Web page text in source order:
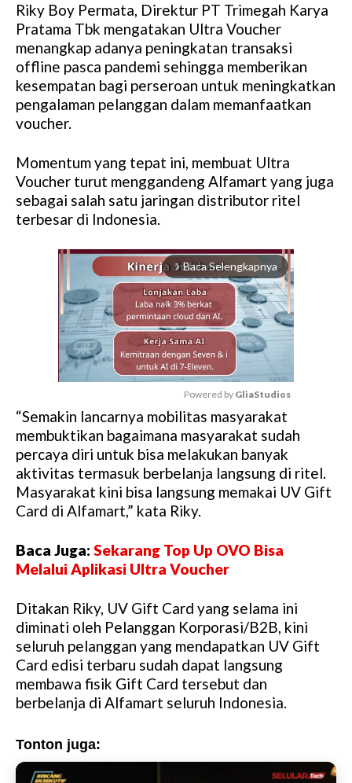
Riky Boy Permata, Direktur PT Trimegah Karya
Pratama Tbk mengatakan Ultra Voucher
menangkap adanya peningkatan transaksi
offline pasca pandemi sehingga memberikan
kesempatan bagi perseroan untuk meningkatkan
pengalaman pelanggan dalam memanfaatkan
voucher.
Momentum yang tepat ini, membuat Ultra
Voucher turut menggandeng Alfamart yang juga
sebagai salah satu jaringan distributor ritel
terbesar di Indonesia.
arrow_forward_ios Baca Selengkapnya
M
u
e
Powered by GliaStudios
“Semakin lancarnya mobilitas masyarakat
membuktikan bagaimana masyarakat sudah
percaya diri untuk bisa melakukan banyak
aktivitas termasuk berbelanja langsung di ritel.
Masyarakat kini bisa langsung memakai UV Gift
Card di Alfamart,” kata Riky.
Baca Juga: Sekarang Top Up OVO Bisa
Melalui Aplikasi Ultra Voucher
Ditakan Riky, UV Gift Card yang selama ini
diminati oleh Pelanggan Korporasi/B2B, kini
seluruh pelanggan yang mendapatkan UV Gift
Card edisi terbaru sudah dapat langsung
membawa fisik Gift Card tersebut dan
berbelanja di Alfamart seluruh Indonesia.
Tonton juga: